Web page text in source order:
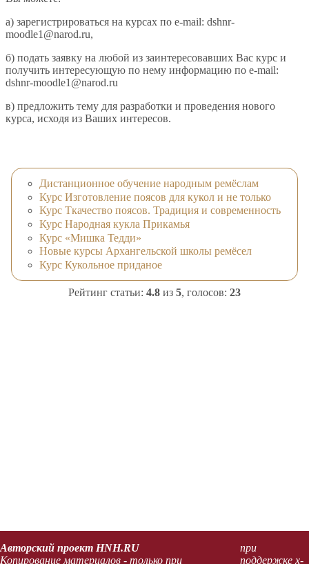
а) зарегистрироваться на курсах по e-mail: dshnr-
moodle1@narod.ru,
б) подать заявку на любой из заинтересовавших Вас курс и
получить интересующую по нему информацию по e-mail:
dshnr-moodle1@narod.ru
в) предложить тему для разработки и проведения нового
курса, исходя из Ваших интересов.
Дистанционное обучение народным ремёслам
Курс Изготовление поясов для кукол и не только
Курс Ткачество поясов. Традиция и современность
Курс Народная кукла Прикамья
Курс «Мишка Тедди»
Новые курсы Архангельской школы ремёсел
Курс Кукольное приданое
Рейтинг статьи: 4.8 из 5, голосов: 23
Авторский проект HNH.RU
Копирование материалов - только при
при
поддержке x-